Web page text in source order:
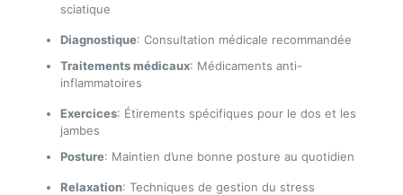
sciatique
Diagnostique: Consultation médicale recommandée
Traitements médicaux: Médicaments anti-
inflammatoires
Exercices: Étirements spécifiques pour le dos et les
jambes
Posture: Maintien d’une bonne posture au quotidien
Relaxation: Techniques de gestion du stress